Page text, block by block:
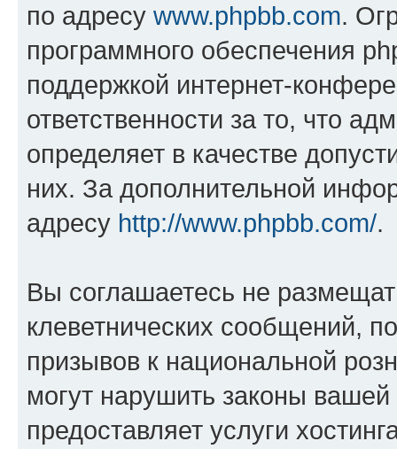
по адресу www.phpbb.com.
программного обеспечения
поддержкой интернет-
ответственности за то, что
определяет в качестве
них. За дополнительной
адресу http://www.phpbb.com/.
Вы соглашаетесь не
клеветнических сообщений,
призывов к национальной
могут нарушить законы
предоставляет услуги